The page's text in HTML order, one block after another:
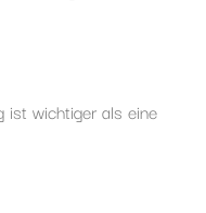
ist wichtiger als eine